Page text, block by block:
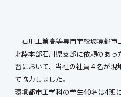
会社概要
営
会社の歩み
新社屋特設ページ
石川工業高等専門学校環境都市
北陸本部石川県支部に依頼のあ
習において、当社の社員４名が現
て協力しました。
環境都市工学科の学生40名は4班